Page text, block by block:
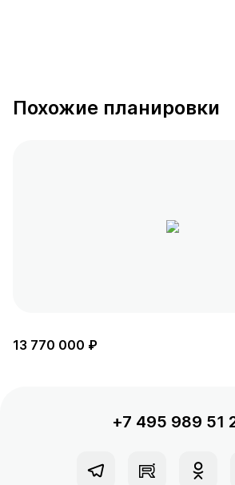
Похожие планировки
13 770 000 ₽
+7 495 989 51